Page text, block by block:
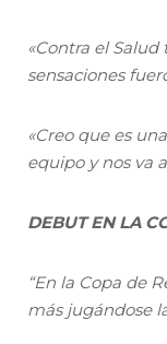
«Contra el
sensaciones
«Creo que es
equipo y nos va
DEBUT EN LA
“En la Copa de
más jugándose